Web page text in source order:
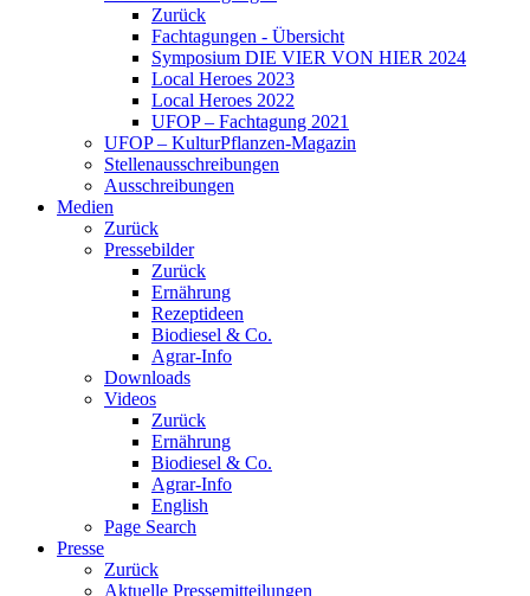
Zurück
Fachtagungen - Übersicht
Symposium DIE VIER VON HIER 2024
Local Heroes 2023
Local Heroes 2022
UFOP – Fachtagung 2021
UFOP – KulturPflanzen-Magazin
Stellenausschreibungen
Ausschreibungen
Medien
Zurück
Pressebilder
Zurück
Ernährung
Rezeptideen
Biodiesel & Co.
Agrar-Info
Downloads
Videos
Zurück
Ernährung
Biodiesel & Co.
Agrar-Info
English
Page Search
Presse
Zurück
Aktuelle Pressemitteilungen